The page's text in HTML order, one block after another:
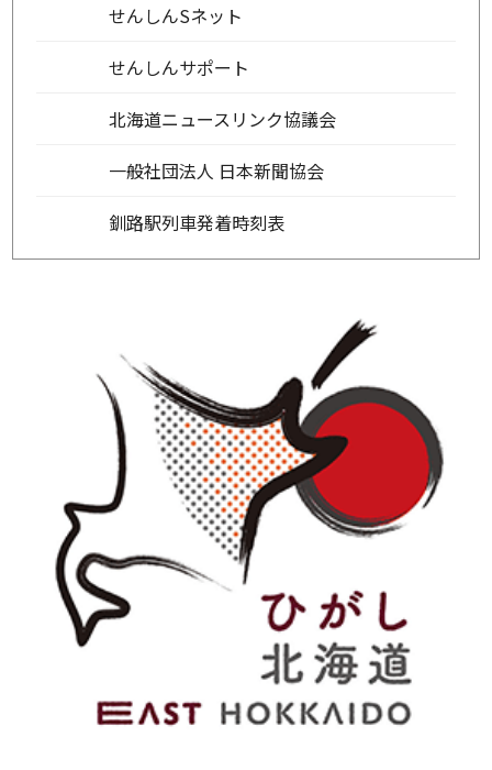
せんしんSネット
せんしんサポート
北海道ニュースリンク協議会
一般社団法人 日本新聞協会
釧路駅列車発着時刻表